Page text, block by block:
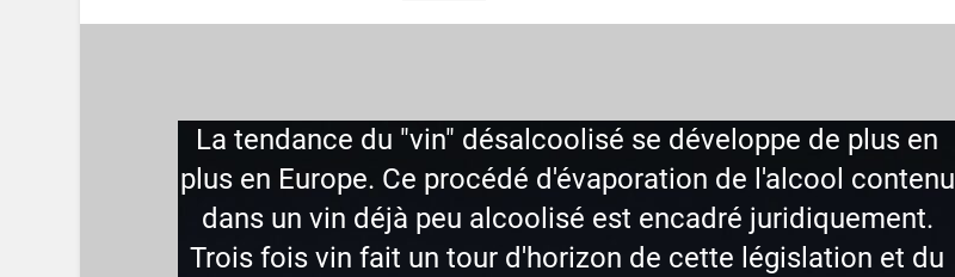
La tendance du "vin" désalcoolisé se développe de plus en
plus en Europe. Ce procédé d'évaporation de l'alcool contenu
dans un vin déjà peu alcoolisé est encadré juridiquement.
Trois fois vin fait un tour d'horizon de cette législation et du